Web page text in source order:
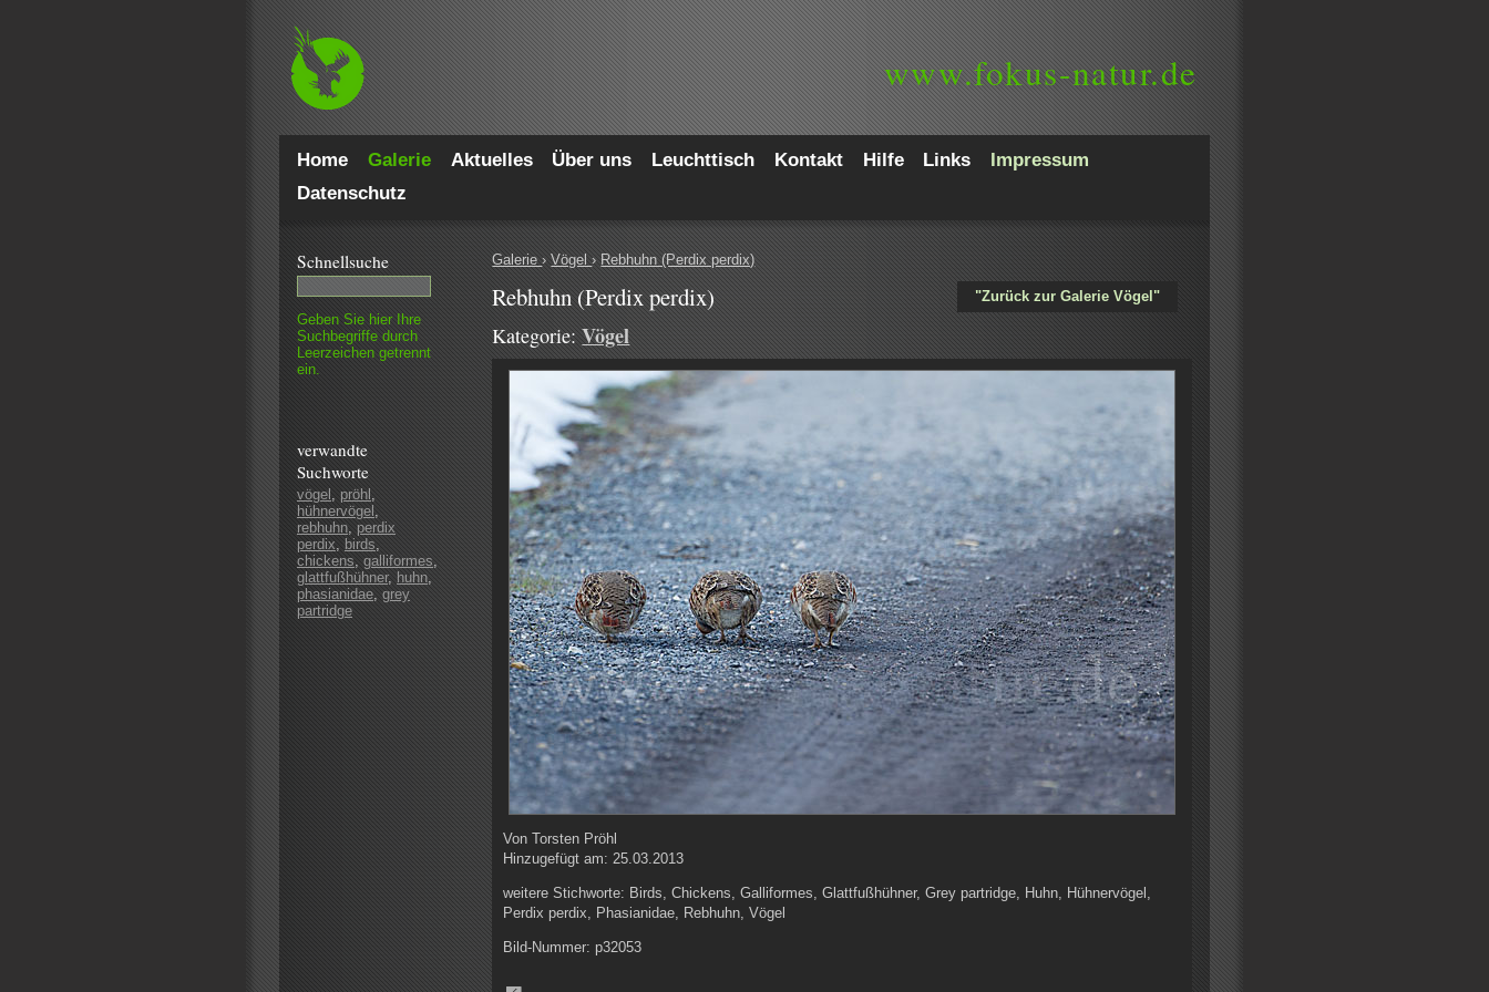
www.fokus-natur.de
Home Galerie Aktuelles Über uns Leuchttisch Kontakt Hilfe Links
Impressum
Datenschutz
Schnell­suche
Geben Sie hier Ihre
Such­begriffe durch
Leer­zeichen getrennt
ein.
verwandte
Suchworte
vögel , pröhl ,
hühnervögel ,
rebhuhn, perdix
perdix, birds,
chickens, galliformes,
glattfußhühner, huhn,
phasianidae, grey
partridge
Galerie›Vögel› Rebhuhn (Perdix perdix)
"Zurück zur Galerie Vögel"
Rebhuhn (Perdix perdix)
Kategorie:Vögel
VonTorsten Pröhl
Hinzugefügt am:25.03.2013
weitere Stichworte: Birds, Chickens, Galliformes, Glattfußhühner, Grey partridge, Huhn, Hühnervögel,
Perdix perdix, Phasianidae, Rebhuhn, Vögel
Bild-Nummer: p32053